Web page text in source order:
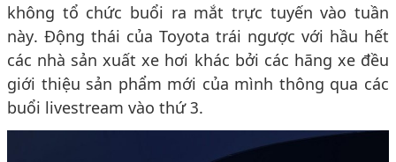
không tổ chức buổi ra mắt trực tuyến vào tuần
này. Động thái của Toyota trái ngược với hầu hết
các nhà sản xuất xe hơi khác bởi các hãng xe đều
giới thiệu sản phẩm mới của mình thông qua các
buổi livestream vào thứ 3.